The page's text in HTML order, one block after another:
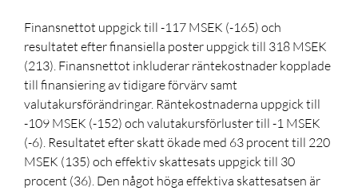
Finansnettot uppgick till -117 MSEK (-165) och
resultatet efter finansiella poster uppgick till 318 MSEK
(213). Finansnettot inkluderar räntekostnader kopplade
till finansiering av tidigare förvärv samt
valutakursförändringar. Räntekostnaderna uppgick till
-109 MSEK (-152) och valutakursförluster till -1 MSEK
(-6). Resultatet efter skatt ökade med 63 procent till 220
MSEK (135) och effektiv skattesats uppgick till 30
procent (36). Den något höga effektiva skattesatsen är